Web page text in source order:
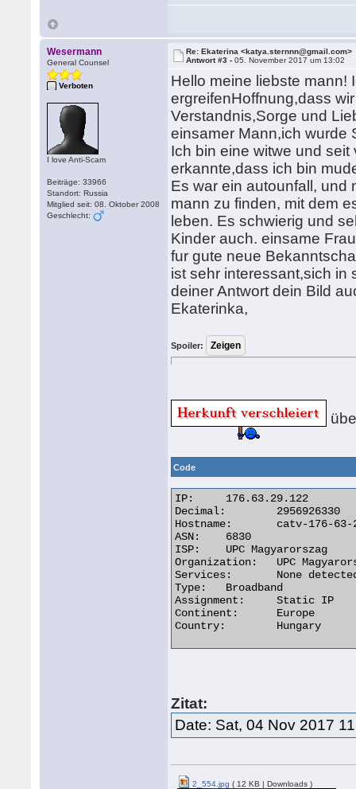
Wesermann
General Counsel
Verboten
I love Anti-Scam
Beiträge: 33966
Standort: Russia
Mitglied seit: 08. Oktober 2008
Geschlecht:
Re: Ekaterina <katya.sternnn@gmail.com>
Antwort #3 -05. November 2017 um 13:02
Hello meine liebste mann!
ergreifenHoffnung,dass
Verstandnis,Sorge und
einsamer Mann,ich wurde
Ich bin eine witwe und
erkannte,dass ich bin
Es war ein autounfall, und
mann zu finden, mit dem
leben. Es schwierig und
Kinder auch. einsame
fur gute neue
ist sehr interessant,sich in
deiner Antwort dein Bild
Ekaterinka,
Spoiler:
Code
IP:	176.63.29.122
Decimal:	2956926330
Hostname:	catv-176-63-29-122.catv.broadband.hu
ASN:	6830
ISP:	UPC Magyarorszag
Organization:	UPC Magyarorszag
Services:	None detected
Type:	Broadband
Assignment:	Static IP
Continent:	Europe
Country:	Hungary
Zitat:
Date: Sat, 04 Nov 2017
2_554.jpg ( 12 KB | Downloads )